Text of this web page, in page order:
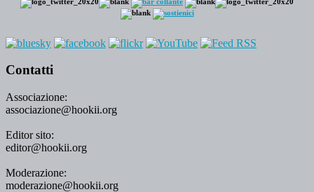
Contatti
Associazione:
associazione@hookii.org
Editor sito:
editor@hookii.org
Moderazione:
moderazione@hookii.org